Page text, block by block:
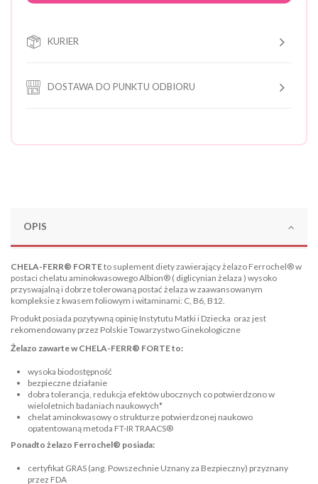
KURIER
DOSTAWA DO PUNKTU ODBIORU
OPIS
CHELA-FERR® FORTEto suplement diety zawierający żelazo Ferrochel® w
postaci chelatu aminokwasowego Albion® ( diglicynian żelaza ) wysoko
przyswajalną i dobrze tolerowaną postać żelaza w zaawansowanym
kompleksie z kwasem foliowym i witaminami: C, B6, B12.
Produkt posiada pozytywną opinię Instytutu Matki i Dziecka oraz jest
rekomendowany przez Polskie Towarzystwo Ginekologiczne
Żelazo zawarte w CHELA-FERR® FORTE to:
wysoka biodostępność
bezpieczne działanie
dobra tolerancja, redukcja efektów ubocznych co potwierdzono w
wieloletnich badaniach naukowych*
chelat aminokwasowy o strukturze potwierdzonej naukowo
opatentowaną metoda FT-IR TRAACS®
Ponadto żelazo Ferrochel® posiada:
certyfikat GRAS (ang. Powszechnie Uznany za Bezpieczny) przyznany
przez FDA